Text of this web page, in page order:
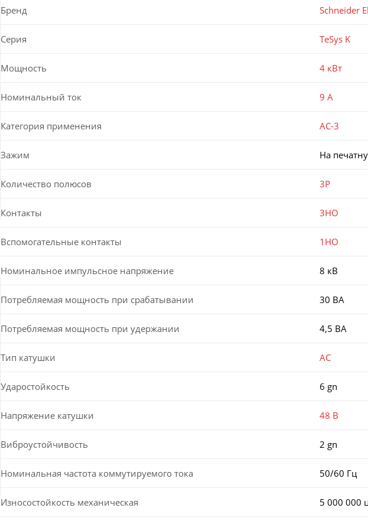
Бренд Schneider
Серия TeSys K
Мощность 4 кВт
Номинальный ток 9 А
Категория применения AC-3
Зажим На
Количество полюсов 3P
Контакты 3НО
Вспомогательные контакты 1НО
Номинальное импульсное напряжение 8 кВ
Потребляемая мощность при срабатывании 30 ВА
Потребляемая мощность при удержании 4,5 ВА
Тип катушки AC
Ударостойкость 6 gn
Напряжение катушки 48 В
Виброустойчивость 2 gn
Номинальная частота коммутируемого тока 50/60 Гц
Износостойкость механическая 5 000 000